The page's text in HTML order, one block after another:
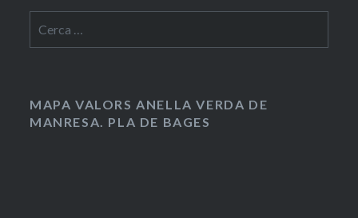
MAPA VALORS ANELLA VERDA DE
MANRESA. PLA DE BAGES